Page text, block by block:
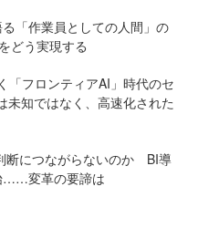
「作業員としての人間」の
どう実現する
「フロンティアAI」時代のセ
知ではなく、高速化された
断につながらないのか BI導
……変革の要諦は